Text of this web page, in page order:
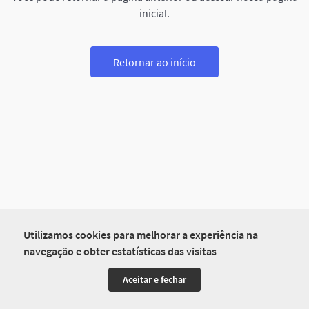
Utilizamos cookies para melhorar a experiência na
navegação e obter estatísticas das visitas
Aceitar e fechar
inicial.
Retornar ao início